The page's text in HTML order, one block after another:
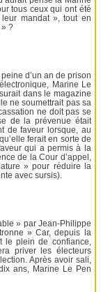
tous ceux qui ont été
mandat », tout en
» ?
d’un an de prison
Marine Le
dans le magazine
ne soumettrait pas sa
ne doit pas se
de la prévenue était
de faveur lorsque, au
ferait en sorte de
qui a permis à la
de la Cour d’appel,
» pour réduire la
avec sursis).
» par Jean-Philippe
» Car, depuis la
le plein de confiance,
priver les électeurs
Après avoir sali,
ans, Marine Le Pen